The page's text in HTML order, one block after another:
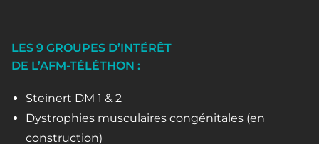
LES 9 GROUPES D’INTÉRÊT
DE L’AFM-TÉLÉTHON :
Steinert DM 1 & 2
Dystrophies musculaires congénitales (en
construction)